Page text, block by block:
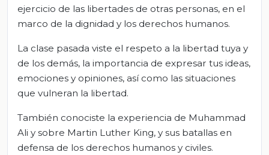
ejercicio de las libertades de otras personas, en el
marco de la dignidad y los derechos humanos.
La clase pasada viste el respeto a la libertad tuya y
de los demás, la importancia de expresar tus ideas,
emociones y opiniones, así como las situaciones
que vulneran la libertad.
También conociste la experiencia de Muhammad
Ali y sobre Martin Luther King, y sus batallas en
defensa de los derechos humanos y civiles.